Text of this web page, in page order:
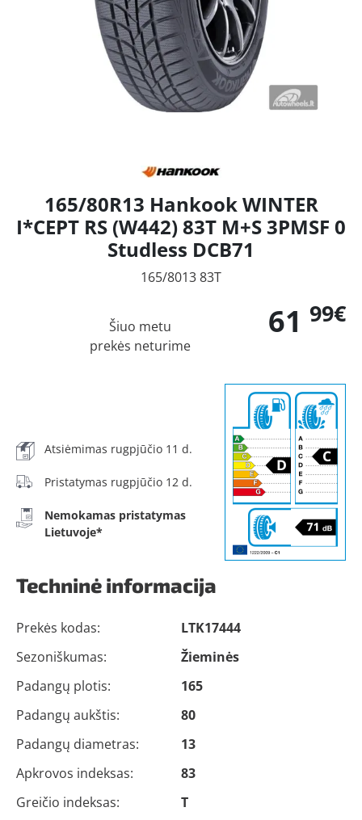
165/80R13 Hankook WINTER
I*CEPT RS (W442) 83T M+S 3PMSF 0
Studless DCB71
165/8013 83T
61 99€
Šiuo metu
prekės neturime
Atsiėmimas rugpjūčio 11 d.
Pristatymas rugpjūčio 12 d.
Nemokamas pristatymas
Lietuvoje*
Techninė informacija
Prekės kodas:
LTK17444
Sezoniškumas:
Žieminės
Padangų plotis:
165
Padangų aukštis:
80
Padangų diametras:
13
Apkrovos indeksas:
83
Greičio indeksas:
T